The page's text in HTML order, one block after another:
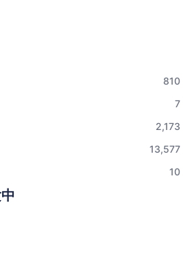
810
7
2,173
13,577
10